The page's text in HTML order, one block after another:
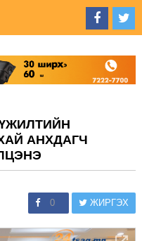
АНХДАГЧ
0 ЖИРГЭХ